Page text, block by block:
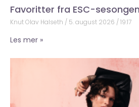
Favoritter fra ESC-
Knut Olav Halseth 5. august 2026 19:17
Les mer »